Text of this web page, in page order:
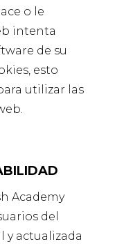
o le
intenta
de su
esto
utilizar las
Academy
del
y actualizada